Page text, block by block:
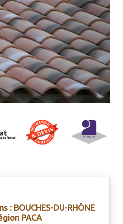
: BOUCHES-DU-RHÔNE
PACA